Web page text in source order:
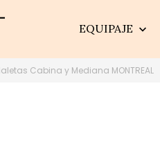
EQUIPAJE 
Cabina y Mediana MONTREAL